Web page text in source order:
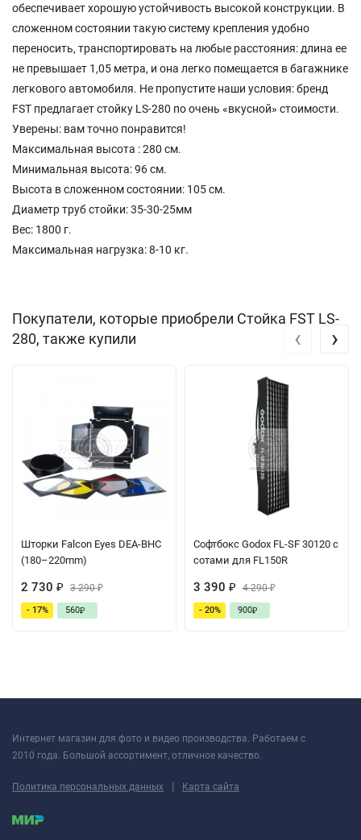
обеспечивает хорошую устойчивость высокой конструкции. В
сложенном состоянии такую систему крепления удобно
переносить, транспортировать на любые расстояния: длина ее
не превышает 1,05 метра, и она легко помещается в багажнике
легкового автомобиля. Не пропустите наши условия: бренд
FST предлагает стойку LS-280 по очень «вкусной» стоимости.
Уверены: вам точно понравится!
Максимальная высота : 280 см.
Минимальная высота: 96 см.
Высота в сложенном состоянии: 105 см.
Диаметр труб стойки: 35-30-25мм
Вес: 1800 г.
Максимальная нагрузка: 8-10 кг.
Покупатели, которые приобрели Стойка FST LS-
280, также купили
Шторки Falcon Eyes DEA-BHC
(180–220mm)
2 730 ₽ 3 290₽
- 17% 560₽
Софтбокс Godox FL-SF 30120 с
сотами для FL150R
3 390 ₽ 4 290₽
- 20% 900₽
‹ ›
Интернет магазин для фото и видео производства. Работаем с
2010 года. Большой ассортимент, отличное качество.
Политика персональных данных | Карта сайта